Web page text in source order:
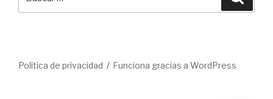
Política de privacidad Funciona gracias a WordPress